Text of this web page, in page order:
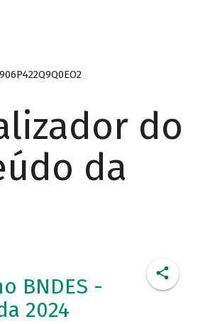
do
da
BNDES -
2024